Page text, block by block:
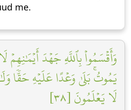
me.
وَأَقۡسَمُواْ بِٱللَّهِ جَهۡدَ أَيۡمَٰنِهِمۡ
يَمُوتُۚ بَلَىٰ وَعۡدًا عَلَيۡهِ
لَا يَعۡلَمُونَ [٣٨]